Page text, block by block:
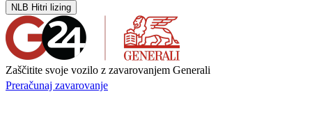
NLB Hitri lizing
Zaščitite svoje vozilo z zavarovanjem Generali
Preračunaj zavarovanje